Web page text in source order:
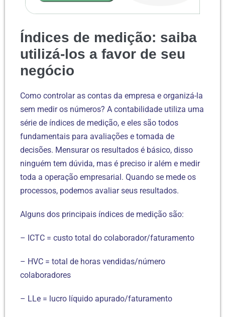
Índices de medição: saiba
utilizá-los a favor de seu
negócio
Como controlar as contas da empresa e organizá-la
sem medir os números? A contabilidade utiliza uma
série de índices de medição, e eles são todos
fundamentais para avaliações e tomada de
decisões. Mensurar os resultados é básico, disso
ninguém tem dúvida, mas é preciso ir além e medir
toda a operação empresarial. Quando se mede os
processos, podemos avaliar seus resultados.
Alguns dos principais índices de medição são:
– ICTC = custo total do colaborador/faturamento
– HVC = total de horas vendidas/número
colaboradores
– LLe = lucro líquido apurado/faturamento